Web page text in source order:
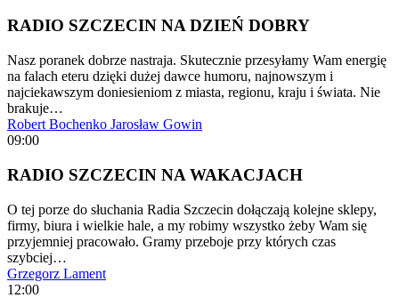
RADIO SZCZECIN NA DZIEŃ DOBRY
Nasz poranek dobrze nastraja. Skutecznie przesyłamy Wam energię
na falach eteru dzięki dużej dawce humoru, najnowszym i
najciekawszym doniesieniom z miasta, regionu, kraju i świata. Nie
brakuje…
Robert Bochenko Jarosław Gowin
09:00
RADIO SZCZECIN NA WAKACJACH
O tej porze do słuchania Radia Szczecin dołączają kolejne sklepy,
firmy, biura i wielkie hale, a my robimy wszystko żeby Wam się
przyjemniej pracowało. Gramy przeboje przy których czas
szybciej…
Grzegorz Lament
12:00